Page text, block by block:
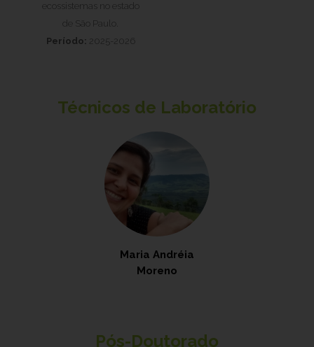
ecossistemas no estado
de São Paulo.
Período: 2025-2026
Técnicos de Laboratório
Maria Andréia
Moreno
Pós-Doutorado